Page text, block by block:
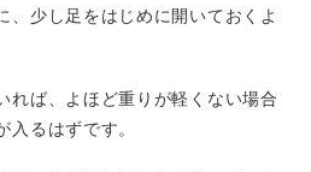
、少し足をはじめに開いておくよ
れば、よほど重りが軽くない場合
入るはずです。